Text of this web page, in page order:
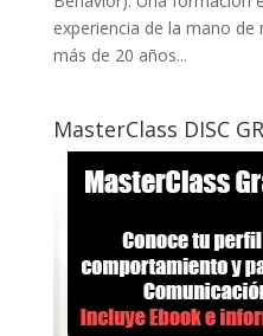
experiencia de la mano
más de 20 años...
MasterClass DISC